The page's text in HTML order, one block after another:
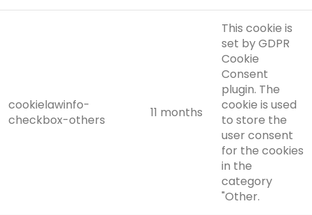
cookielawinfo-
checkbox-others
11 months
This cookie is
set by GDPR
Cookie
Consent
plugin. The
cookie is used
to store the
user consent
for the cookies
in the
category
"Other.